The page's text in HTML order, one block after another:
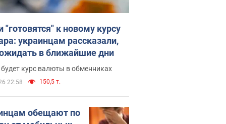
"готовятся" к новому курсу
украинцам рассказали,
в ближайшие дни
курс валюты в обменниках
22:58 150,5 т.
обещают по